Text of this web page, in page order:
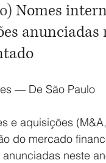
Nomes
anunciadas
— De São Paulo
e aquisições
do mercado
neste